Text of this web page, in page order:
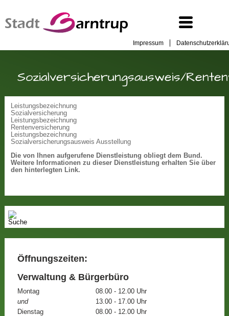
Impressum
Sozialversicherungsausweis/
Leistungsbezeichnung
Sozialversicherung
Leistungsbezeichnung
Rentenversicherung
Leistungsbezeichnung
Sozialversicherungsausweis Ausstellung
Die von Ihnen aufgerufene Dienstleistung obliegt dem Bund.
Weitere Informationen zu dieser Dienstleistung erhalten Sie über
den hinterlegten Link.
Öffnungszeiten:
Verwaltung & Bürgerbüro
Montag
08.00 - 12.00 Uhr
und
13.00 - 17.00 Uhr
Dienstag
08.00 - 12.00 Uhr